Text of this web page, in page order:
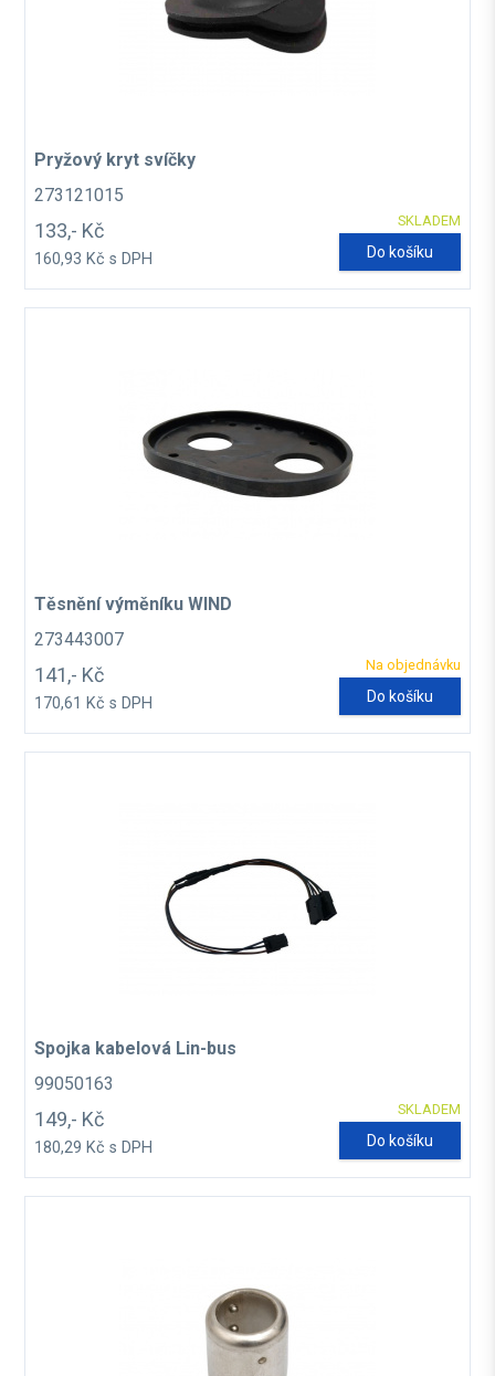
Pryžový kryt svíčky
273121015
SKLADEM
133,- Kč
160,93 Kč s DPH Do košíku
Těsnění výměníku WIND
273443007
Na objednávku
141,- Kč
170,61 Kč s DPH Do košíku
Spojka kabelová Lin-bus
99050163
SKLADEM
149,- Kč
180,29 Kč s DPH Do košíku